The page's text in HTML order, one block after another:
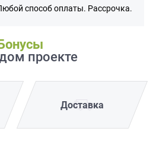
способ оплаты. Рассрочка.
Бонусы
проекте
Доставка